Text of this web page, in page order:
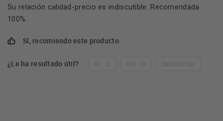
Su relación calidad-precio es indiscutible. Recomendada
100%.
Sí, recomiendo este producto
¿Le ha resultado útil?